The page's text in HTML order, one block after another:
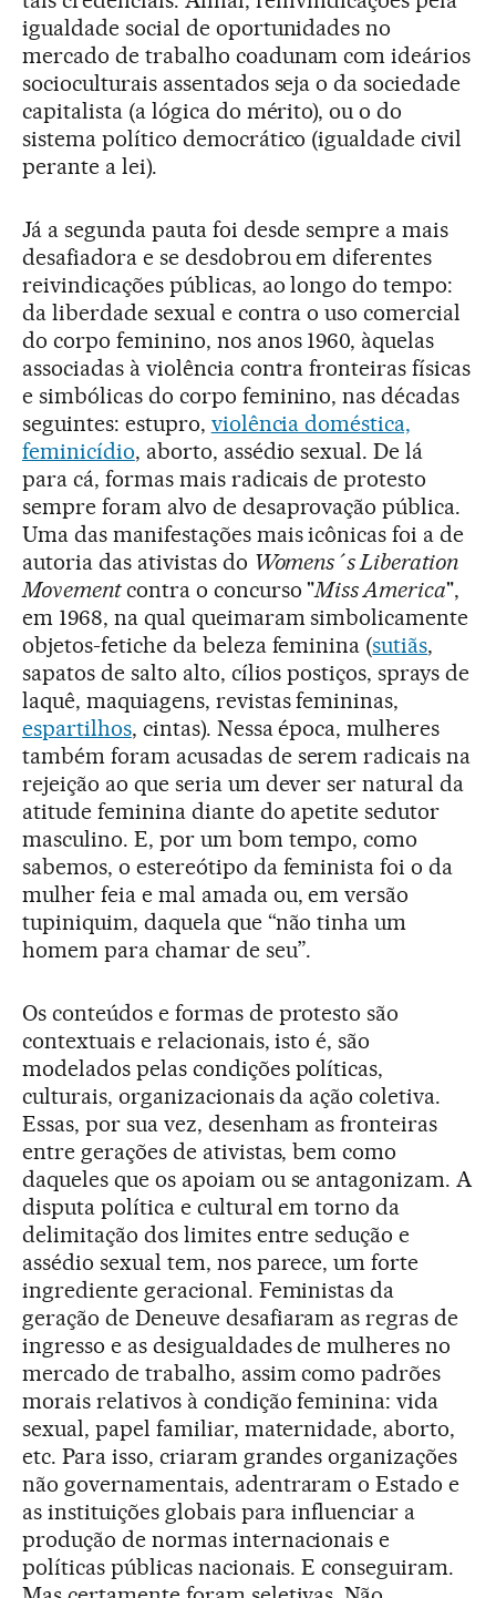
igualdade social de oportunidades no
mercado de trabalho coadunam com ideários
socioculturais assentados seja o da sociedade
capitalista (a lógica do mérito), ou o do
sistema político democrático (igualdade civil
perante a lei).
Já a segunda pauta foi desde sempre a mais
desafiadora e se desdobrou em diferentes
reivindicações públicas, ao longo do tempo:
da liberdade sexual e contra o uso comercial
do corpo feminino, nos anos 1960, àquelas
associadas à violência contra fronteiras físicas
e simbólicas do corpo feminino, nas décadas
seguintes: estupro, violência doméstica,
feminicídio, aborto, assédio sexual. De lá
para cá, formas mais radicais de protesto
sempre foram alvo de desaprovação pública.
Uma das manifestações mais icônicas foi a de
autoria das ativistas do Womens´s Liberation
Movementcontra o concurso "Miss America",
em 1968, na qual queimaram simbolicamente
objetos-fetiche da beleza feminina (sutiãs,
sapatos de salto alto, cílios postiços, sprays de
laquê, maquiagens, revistas femininas,
espartilhos, cintas). Nessa época, mulheres
também foram acusadas de serem radicais na
rejeição ao que seria um dever ser natural da
atitude feminina diante do apetite sedutor
masculino. E, por um bom tempo, como
sabemos, o estereótipo da feminista foi o da
mulher feia e mal amada ou, em versão
tupiniquim, daquela que “não tinha um
homem para chamar de seu”.
Os conteúdos e formas de protesto são
contextuais e relacionais, isto é, são
modelados pelas condições políticas,
culturais, organizacionais da ação coletiva.
Essas, por sua vez, desenham as fronteiras
entre gerações de ativistas, bem como
daqueles que os apoiam ou se antagonizam. A
disputa política e cultural em torno da
delimitação dos limites entre sedução e
assédio sexual tem, nos parece, um forte
ingrediente geracional. Feministas da
geração de Deneuve desafiaram as regras de
ingresso e as desigualdades de mulheres no
mercado de trabalho, assim como padrões
morais relativos à condição feminina: vida
sexual, papel familiar, maternidade, aborto,
etc. Para isso, criaram grandes organizações
não governamentais, adentraram o Estado e
as instituições globais para influenciar a
produção de normas internacionais e
políticas públicas nacionais. E conseguiram.